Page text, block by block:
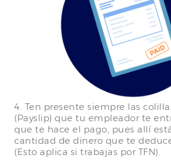
4. Ten presente siempre las
(Payslip) que tu empleador te
que te hace el pago, pues allí
cantidad de dinero que te
(Esto aplica si trabajas por TFN).